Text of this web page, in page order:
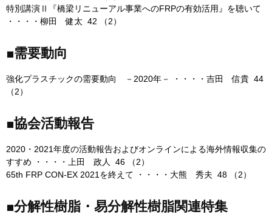
特別講演Ⅱ『橋梁リニューアル事業へのFRPの有効活用』を聴いて
・・・・柳田 健太 42 （2）
■需要動向
強化プラスチックの需要動向 －2020年－ ・・・・吉田 信貴 44
（2）
■協会活動報告
2020・2021年度の活動報告およびオンラインによる海外情報収集の
すすめ ・・・・上田 政人 46 （2）
65th FRP CON-EX 2021を終えて ・・・・大熊 秀夫 48 （2）
■分解性樹脂・易分解性樹脂関連特集